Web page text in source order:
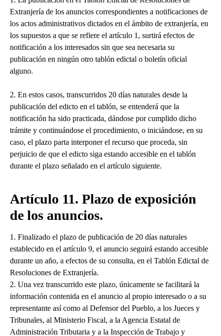
Extranjería de los anuncios correspondientes a notificaciones de
los actos administrativos dictados en el ámbito de extranjería, en
los supuestos a que se refiere el artículo 1, surtirá efectos de
notificación a los interesados sin que sea necesaria su
publicación en ningún otro tablón edictal o boletín oficial
alguno.
2. En estos casos, transcurridos 20 días naturales desde la
publicación del edicto en el tablón, se entenderá que la
notificación ha sido practicada, dándose por cumplido dicho
trámite y continuándose el procedimiento, o iniciándose, en su
caso, el plazo parta interponer el recurso que proceda, sin
perjuicio de que el edicto siga estando accesible en el tablón
durante el plazo señalado en el artículo siguiente.
Artículo 11. Plazo de exposición
de los anuncios.
1. Finalizado el plazo de publicación de 20 días naturales
establecido en el artículo 9, el anuncio seguirá estando accesible
durante un año, a efectos de su consulta, en el Tablón Edictal de
Resoluciones de Extranjería.
2. Una vez transcurrido este plazo, únicamente se facilitará la
información contenida en el anuncio al propio interesado o a su
representante así como al Defensor del Pueblo, a los Jueces y
Tribunales, al Ministerio Fiscal, a la Agencia Estatal de
Administración Tributaria y a la Inspección de Trabajo y